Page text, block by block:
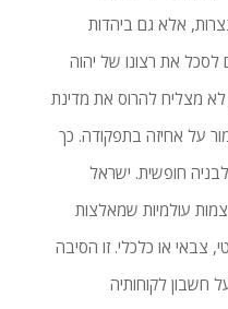
אלא גם ביהדות
לסכל את רצונו של יהוה
מצליח להרוס את מדינת
על אחיזה בתפקודה. כך
לבניה חופשית. ישראל
עולמיות שמאלצות
צבאי או כלכלי. זו הסיבה
חשבון לקוחותיה